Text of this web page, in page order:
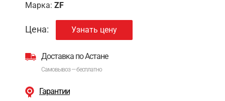
Марка: ZF
Цена: Узнать цену
Доставка по Астане
Самовывоз — бесплатно
Гарантии